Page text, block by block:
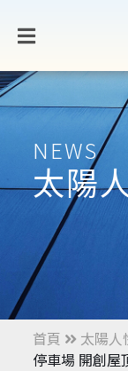
NEWS
太陽
首頁 太陽人
停車場 開創